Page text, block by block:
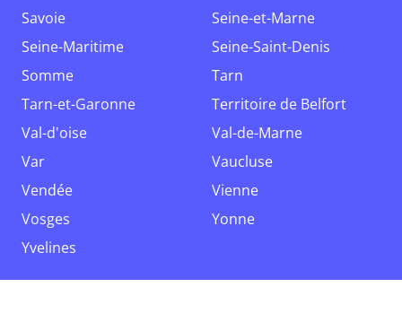
Savoie
Seine-et-Marne
Seine-Maritime
Seine-Saint-Denis
Somme
Tarn
Tarn-et-Garonne
Territoire de Belfort
Val-d'oise
Val-de-Marne
Var
Vaucluse
Vendée
Vienne
Vosges
Yonne
Yvelines